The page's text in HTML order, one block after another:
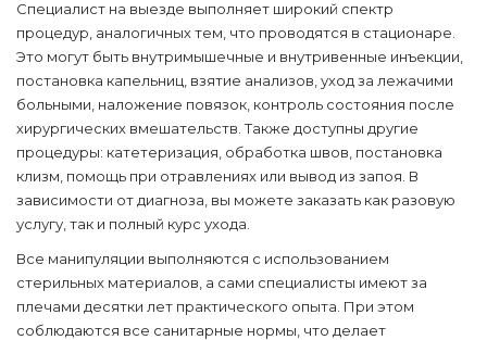
Специалист на выезде выполняет широкий спектр
процедур, аналогичных тем, что проводятся в стационаре.
Это могут быть внутримышечные и внутривенные инъекции,
постановка капельниц, взятие анализов, уход за лежачими
больными, наложение повязок, контроль состояния после
хирургических вмешательств. Также доступны другие
процедуры: катетеризация, обработка швов, постановка
клизм, помощь при отравлениях или вывод из запоя. В
зависимости от диагноза, вы можете заказать как разовую
услугу, так и полный курс ухода.
Все манипуляции выполняются с использованием
стерильных материалов, а сами специалисты имеют за
плечами десятки лет практического опыта. При этом
соблюдаются все санитарные нормы, что делает